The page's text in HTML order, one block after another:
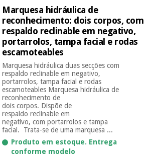
Fisaude
Tech
Academy
Fisaude
Aluguer
terapêuticos
Material de
proteção
essencial
para
coronavirus
Aerobic,
fitness
e
pilates
Desportos
Outlet
Fisaude
Tech
Academy
Fisaude
Aluguer
Mobiliário
clínico
Gabinetes
terapêuticos
Material de
proteção
essencial
para
coronavirus
Marquesa hidráulica de
reconhecimento: dois corpos, com
respaldo reclinable em negativo,
portarrolos, tampa facial e rodas
escamoteables
Marquesa hidráulica duas secções com
respaldo reclinable em negativo,
portarrolos, tampa facial e rodas
escamoteables Marquesa hidráulica de
reconhecimento de
dois corpos. Dispõe de
respaldo reclinable em
negativo, com portarrolos e tampa
facial. Trata-se de uma marquesa ...
Produto em estoque. Entrega
conforme modelo